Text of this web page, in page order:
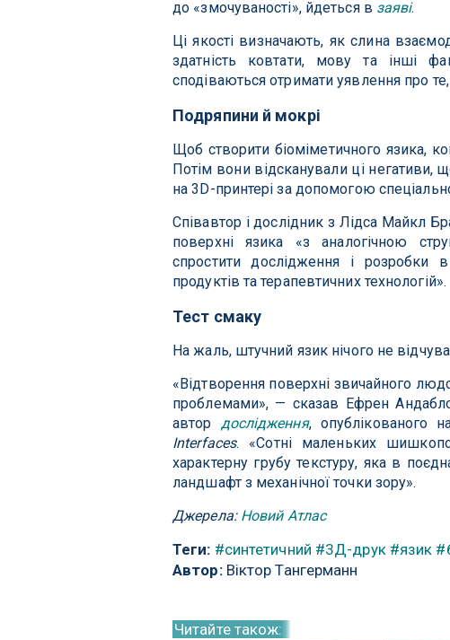
до «змочуваності», йдеться в заяві.
Ці якості визначають, як слина
здатність ковтати, мову та інші
сподіваються отримати уявлення про
Подряпини й мокрі
Щоб створити біоміметичного язика,
Потім вони відсканували ці негативи,
на 3D-принтері за допомогою
Співавтор і дослідник з Лідса Майкл
поверхні язика «з аналогічною
спростити дослідження і розробки
продуктів та терапевтичних технологій».
Тест смаку
На жаль, штучний язик нічого не
«Відтворення поверхні звичайного
проблемами», — сказав Ефрен
автор дослідження, опублікованого
Interfaces. «Сотні маленьких
характерну грубу текстуру, яка в
ландшафт з механічної точки зору».
Джерела: Новий Атлас
Теги: #синтетичний #3Д-друк #язик
Автор:Віктор Тангерманн
Читайте також: